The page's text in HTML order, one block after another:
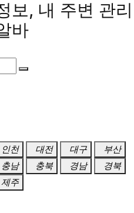
보, 내 주변 관리
바
인천 대전 대구
부산
충남 충북 경남
경북
제주